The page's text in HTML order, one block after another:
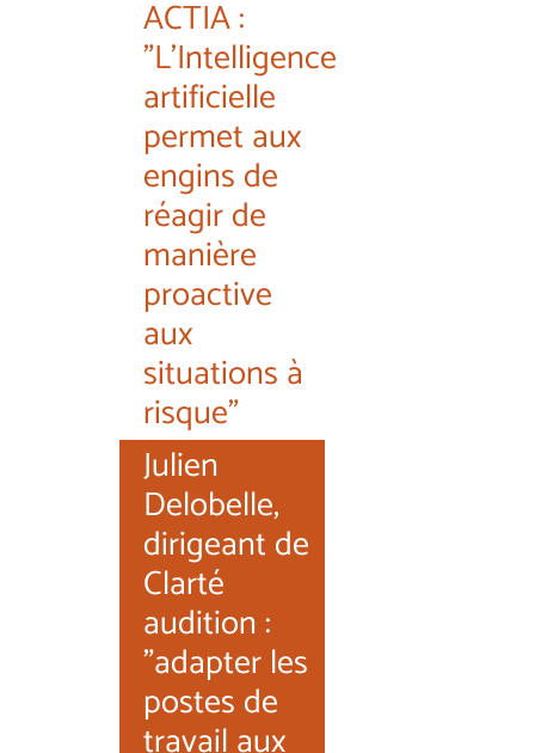
ACTIA :
"L'Intelligence
artificielle
permet aux
engins de
réagir de
manière
proactive
aux
situations à
risque"
Julien
Delobelle,
dirigeant de
Clarté
audition :
"adapter les
postes de